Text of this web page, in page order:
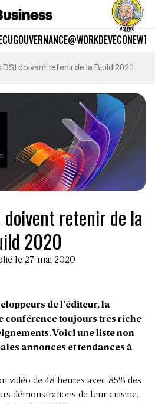
GOUVERNANCE@WORKDEVECO
DSI doivent retenir de la Build 2020
doivent retenir de la
2020
le 27 mai 2020
de l’éditeur, la
conférence toujours très riche
Voici une liste non
annonces et tendances à
vidéo de 48 heures avec 85% des
démonstrations de leur cuisine,